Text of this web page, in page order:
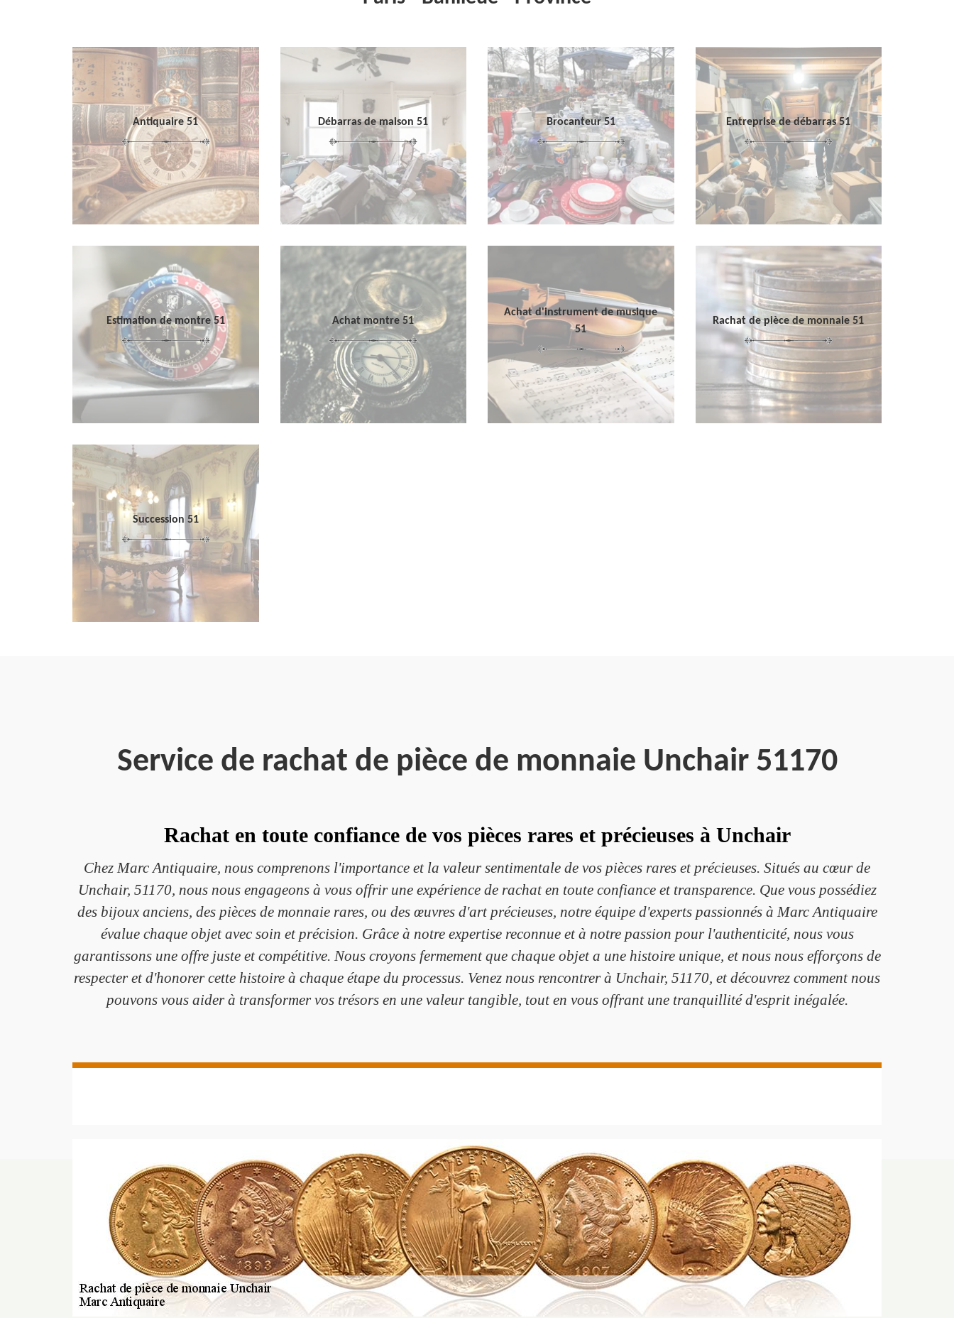
Antiquaire 51 Débarras de maison 51 Brocanteur 51 Entreprise de débarras 51
Estimation de montre 51 Achat montre 51
Achat d'instrument de musique
51
Rachat de pièce de monnaie 51
Succession 51
Service de rachat de pièce de monnaie Unchair 51170
Rachat en toute confiance de vos pièces rares et précieuses à Unchair
Chez Marc Antiquaire, nous comprenons l'importance et la valeur sentimentale de vos pièces rares et précieuses. Situés au cœur de
Unchair, 51170, nous nous engageons à vous offrir une expérience de rachat en toute confiance et transparence. Que vous possédiez
des bijoux anciens, des pièces de monnaie rares, ou des œuvres d'art précieuses, notre équipe d'experts passionnés à Marc Antiquaire
évalue chaque objet avec soin et précision. Grâce à notre expertise reconnue et à notre passion pour l'authenticité, nous vous
garantissons une offre juste et compétitive. Nous croyons fermement que chaque objet a une histoire unique, et nous nous efforçons de
respecter et d'honorer cette histoire à chaque étape du processus. Venez nous rencontrer à Unchair, 51170, et découvrez comment nous
pouvons vous aider à transformer vos trésors en une valeur tangible, tout en vous offrant une tranquillité d'esprit inégalée.